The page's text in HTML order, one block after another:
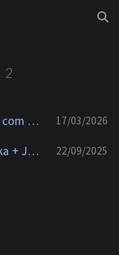
2
Observabilidade one-liner em Go com o11y, Last9 Agent e TraceKit 17/03/2026
Observabilidade Distribuída: Kafka + Jaeger + Go para Tracing Resiliente 22/09/2025